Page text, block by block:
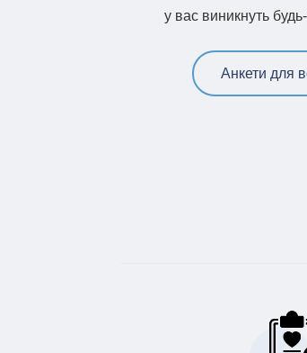
у вас виникнуть
Анкети для